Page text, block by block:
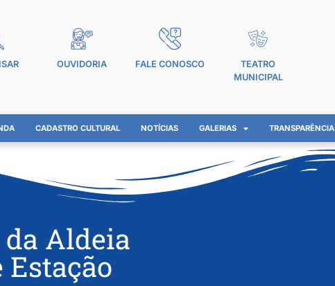
OUVIDORIA FALE CONOSCO
TEATRO
MUNICIPAL
CADASTRO CULTURAL NOTÍCIAS GALERIAS TRANSPARÊNCIA
da Aldeia